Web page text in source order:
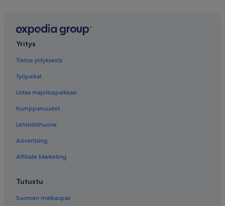
Yritys
Tietoa yrityksestä
Työpaikat
Listaa majoituspaikkasi
Kumppanuudet
Lehdistöhuone
Advertising
Affiliate Marketing
Tutustu
Suomen matkaopas